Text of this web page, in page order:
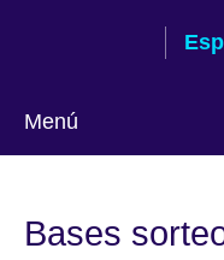
Menú
Bases